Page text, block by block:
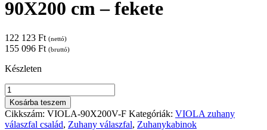
90X200 cm – fekete
122 123 Ft (nettó)
155 096 Ft (bruttó)
Készleten
VIOLA
zuhany
válaszfal
-
Kosárba teszem
Cikkszám: VIOLA-90X200V-F Kategóriák: VIOLA zuhany
válaszfal család, Zuhany válaszfal, Zuhanykabinok